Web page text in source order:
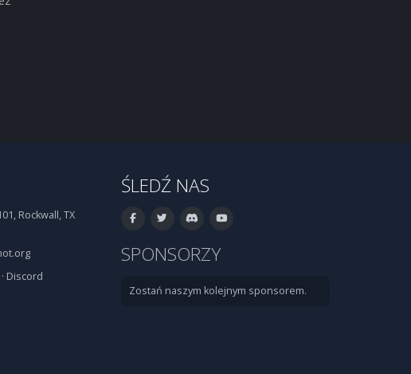
Rockwall, TX
· Discord
ŚLEDŹ NAS
SPONSORZY
Zostań naszym kolejnym sponsorem.